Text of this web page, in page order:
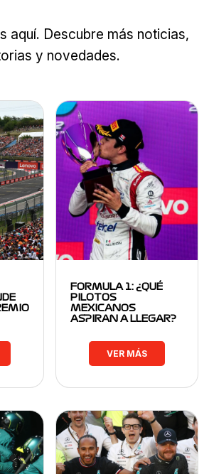
aquí. Descubre más noticias,
y novedades.
FORMULA 1: ¿QUÉ
PILOTOS
MEXICANOS
ASPIRAN A LLEGAR?
VER MÁS